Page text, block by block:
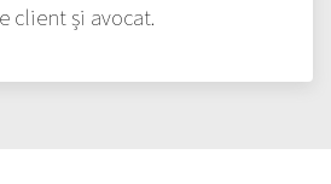
client și avocat.